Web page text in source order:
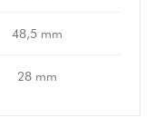
48,5 mm
28 mm